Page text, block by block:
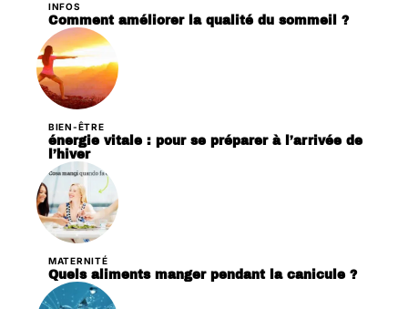
INFOS
Comment améliorer la qualité du sommeil ?
BIEN-ÊTRE
énergie vitale : pour se préparer à l’arrivée de
l’hiver
MATERNITÉ
Quels aliments manger pendant la canicule ?